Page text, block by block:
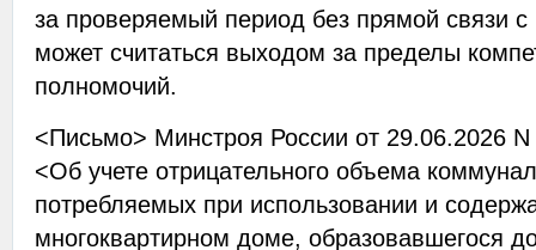
за проверяемый период без прямой связи
может считаться выходом за пределы
полномочий.
<Письмо> Минстроя России от 29.06.2026
<Об учете отрицательного объема
потребляемых при использовании и
многоквартирном доме, образовавшегося